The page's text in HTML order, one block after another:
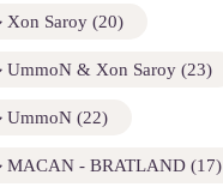
Xon Saroy (20)
UmmoN & Xon Saroy (23)
UmmoN (22)
MACAN - BRATLAND (17)